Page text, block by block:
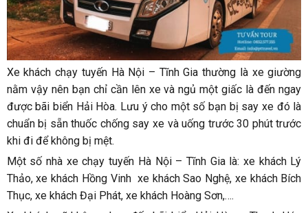
Xe khách chạy tuyến Hà Nội – Tĩnh Gia thường là xe giường
nằm vậy nên bạn chỉ cần lên xe và ngủ một giấc là đến ngay
được bãi biển Hải Hòa. Lưu ý cho một số bạn bị say xe đó là
chuẩn bị sẵn thuốc chống say xe và uống trước 30 phút trước
khi đi để không bị mệt.
Một số nhà xe chạy tuyến Hà Nội – Tĩnh Gia là: xe khách Lý
Thảo, xe khách Hồng Vinh xe khách Sao Nghệ, xe khách Bích
Thục, xe khách Đại Phát, xe khách Hoàng Sơn,….